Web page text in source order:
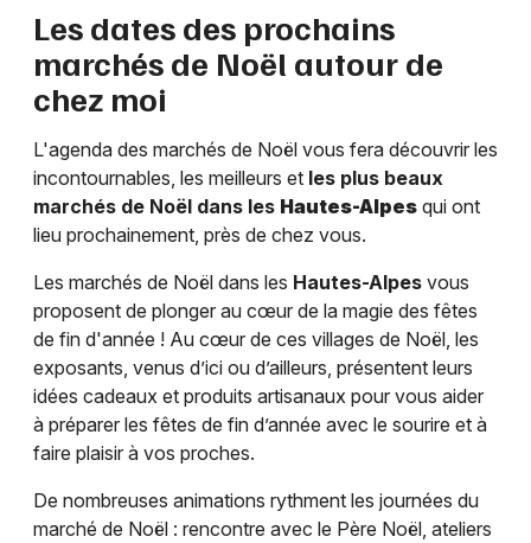
Les dates des prochains
marchés de Noël autour de
chez moi
L'agenda des marchés de Noël vous fera découvrir les
incontournables, les meilleurs et les plus beaux
marchés de Noël dans les Hautes-Alpes qui ont
lieu prochainement, près de chez vous.
Les marchés de Noël dans les Hautes-Alpes vous
proposent de plonger au cœur de la magie des fêtes
de fin d'année ! Au cœur de ces villages de Noël, les
exposants, venus d’ici ou d’ailleurs, présentent leurs
idées cadeaux et produits artisanaux pour vous aider
à préparer les fêtes de fin d’année avec le sourire et à
faire plaisir à vos proches.
De nombreuses animations rythment les journées du
marché de Noël : rencontre avec le Père Noël, ateliers